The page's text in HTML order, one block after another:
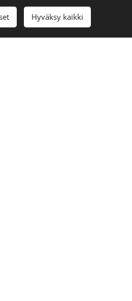
Leivät
Jokaiseen
päivään
Hyväksy kaikki